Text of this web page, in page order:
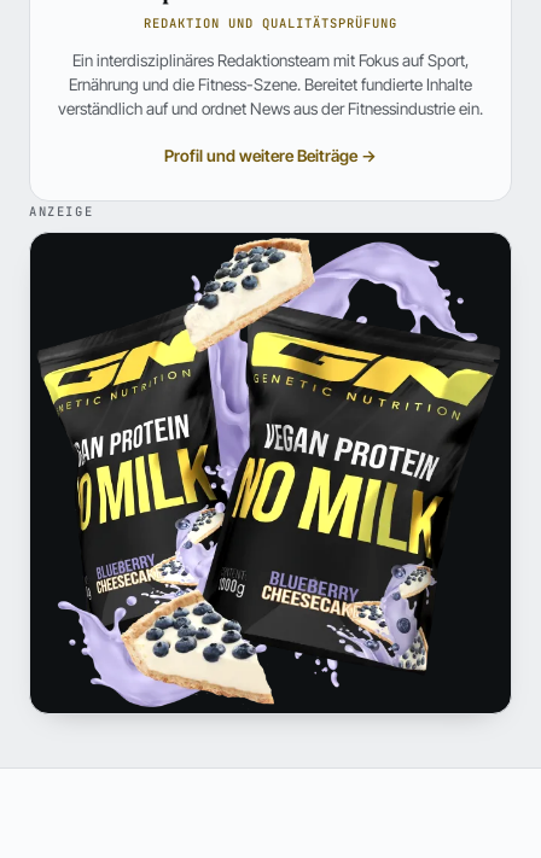
REDAKTION UND QUALITÄTSPRÜFUNG
Ein interdisziplinäres Redaktionsteam mit Fokus auf Sport,
Ernährung und die Fitness-Szene. Bereitet fundierte Inhalte
verständlich auf und ordnet News aus der Fitnessindustrie ein.
Profil und weitere Beiträge →
ANZEIGE